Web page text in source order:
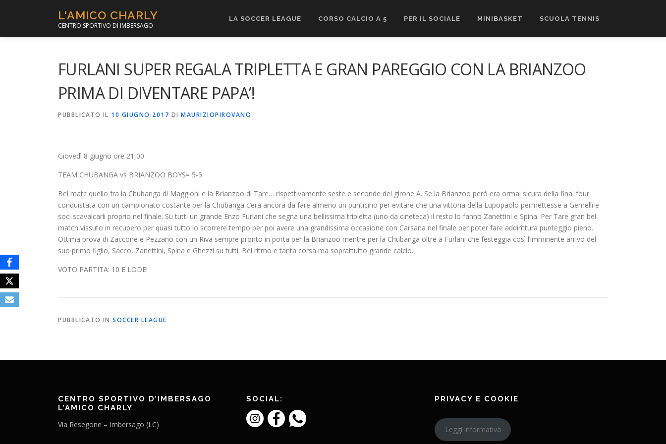
L'AMICO CHARLY
CENTRO SPORTIVO DI IMBERSAGO
LA SOCCER LEAGUE CORSO CALCIO A 5 PER IL SOCIALE MINIBASKET SCUOLA TENNIS
FURLANI SUPER REGALA TRIPLETTA E GRAN PAREGGIO CON LA BRIANZOO
PRIMA DI DIVENTARE PAPA’!
PUBBLICATO IL 10 GIUGNO 2017 DI MAURIZIOPIROVANO
Giovedì 8 giugno ore 21,00
TEAM CHUBANGA vs BRIANZOO BOYS= 5-5
Bel matc quello fra la Chubanga di Maggioni e la Brianzoo di Tare… rispettivamente seste e seconde del girone A. Se la Brianzoo però era ormai sicura della final four
conquistata con un campionato costante per la Chubanga c’era ancora da fare almeno un punticino per evitare che una vittoria della Lupopaolo permettesse a Gemelli e
soci scavalcarli proprio nel finale. Su tutti un grande Enzo Furlani che segna una bellissima tripletta (uno da cineteca) il resto lo fanno Zanettini e Spina. Per Tare gran bel
match vissuto in recupero per quasi tutto lo scorrere tempo per poi avere una grandissima occasione con Carsana nel finale per poter fare addirittura punteggio pieno.
Ottima prova di Zaccone e Pezzano con un Riva sempre pronto in porta per la Brianzoo mentre per la Chubanga oltre a Furlani che festeggia così l’imminente arrivo del
suo primo figlio, Sacco, Zanettini, Spina e Ghezzi su tutti. Bel ritmo e tanta corsa ma soprattutto grande calcio.
VOTO PARTITA: 10 E LODE!
PUBBLICATO IN SOCCER LEAGUE
CENTRO SPORTIVO D’IMBERSAGO
L’AMICO CHARLY
Via Resegone – Imbersago (LC)
SOCIAL: PRIVACY E COOKIE
Leggi informativa